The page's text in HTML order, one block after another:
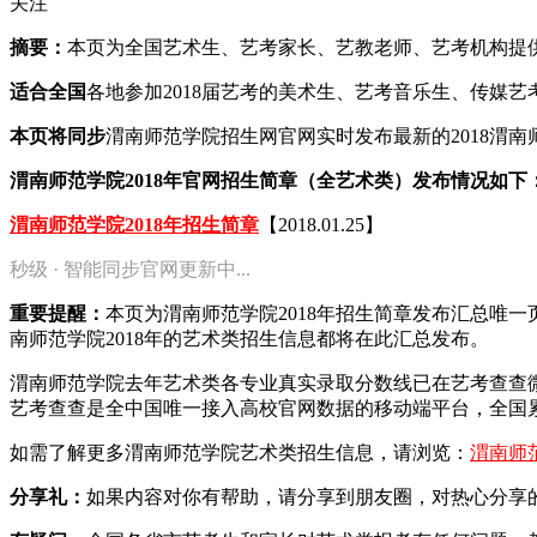
摘要： 本页为全国艺术生、艺考家长、艺教老师、艺考机构提
适合全国各地参加2018届艺考的美术生、艺考音乐生、传媒
本页将同步渭南师范学院招生网官网实时发布最新的2018渭
渭南师范学院2018年官网招生简章（全艺术类）发布情况如下
渭南师范学院2018年招生简章 【2018.01.25】
秒级 · 智能同步官网更新中...
重要提醒： 本页为渭南师范学院2018年招生简章发布汇总唯
南师范学院2018年的艺术类招生信息都将在此汇总发布。
渭南师范学院去年艺术类各专业真实录取分数线已在艺考查查
艺考查查是全中国唯一接入高校官网数据的移动端平台，全
如需了解更多渭南师范学院艺术类招生信息，请浏览： 渭南师
分享礼： 如果内容对你有帮助，请分享到朋友圈，对热心分